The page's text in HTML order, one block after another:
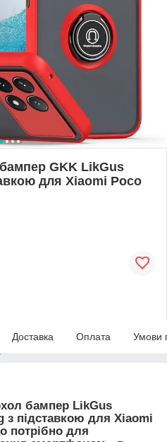
GKK LikGus
для Xiaomi Poco
Доставка Оплата Умови
бампер LikGus
з підставкою для Xiaomi
потрібно для